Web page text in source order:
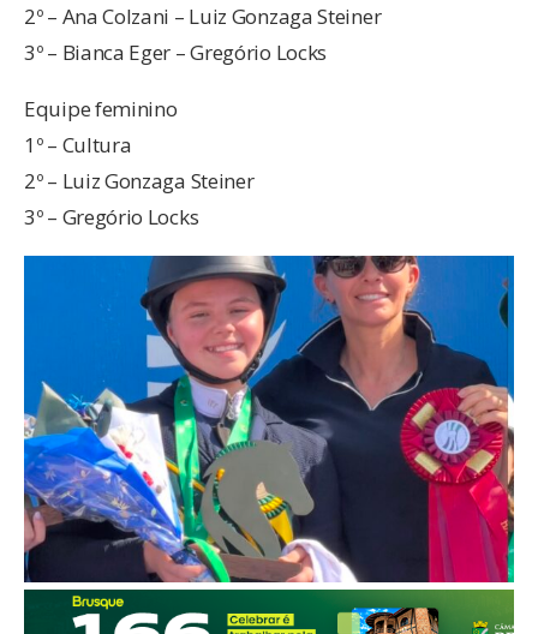
2º – Ana Colzani – Luiz Gonzaga Steiner
3º – Bianca Eger – Gregório Locks
Equipe feminino
1º – Cultura
2º – Luiz Gonzaga Steiner
3º – Gregório Locks